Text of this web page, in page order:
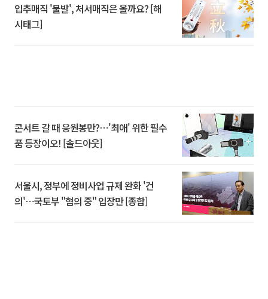
입추매직 '불발', 처서매직은 올까요? [해
시태그]
콘서트 갈 때 응원봉만?⋯'최애' 위한 필수
품 등장이오! [솔드아웃]
서울시, 정부에 정비사업 규제 완화 '건
의'⋯국토부 "협의 중" 입장만 [종합]